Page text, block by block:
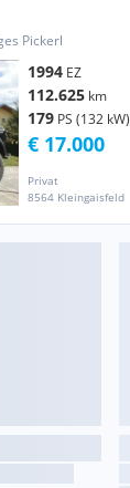
Pickerl
1994 EZ
112.625 km
179 PS (132 kW)
Privat
8564 Kleingaisfeld
€ 17.000